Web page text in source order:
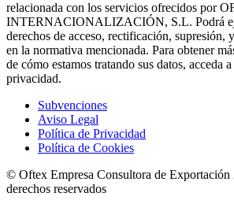
relacionada con los servicios ofrecidos por
INTERNACIONALIZACIÓN, S.L. Podrá
derechos de acceso, rectificación, supresión,
en la normativa mencionada. Para obtener
de cómo estamos tratando sus datos, acceda
privacidad.
Subvenciones
Aviso Legal
Política de Privacidad
Política de Cookies
© Oftex Empresa Consultora de Exportación
derechos reservados